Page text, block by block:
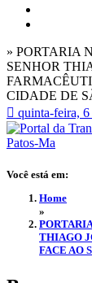
» PORTARIA
SENHOR
CIDADE DE
quinta-feira, 6
Você está em:
Home
»
THIAGO
FACE AO